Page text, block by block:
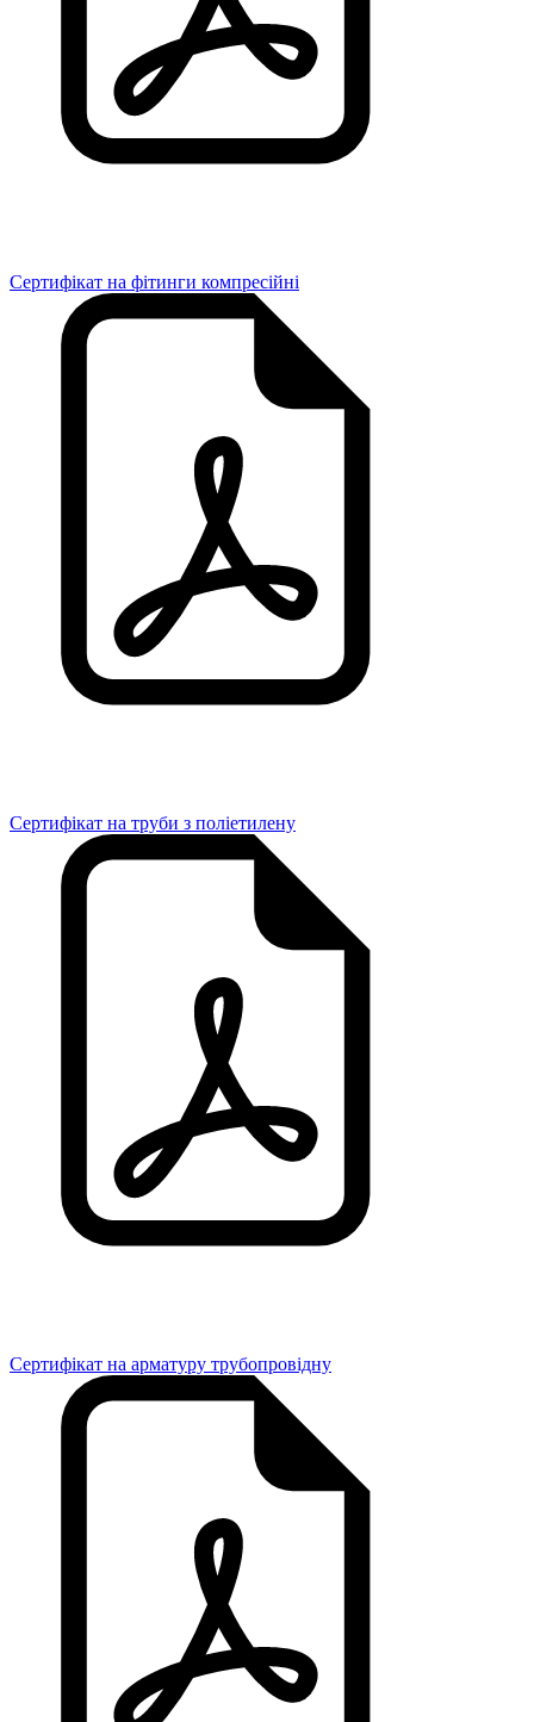
Сертифікат на фітинги компресійні
Сертифікат на труби з поліетилену
Сертифікат на арматуру трубопровідну